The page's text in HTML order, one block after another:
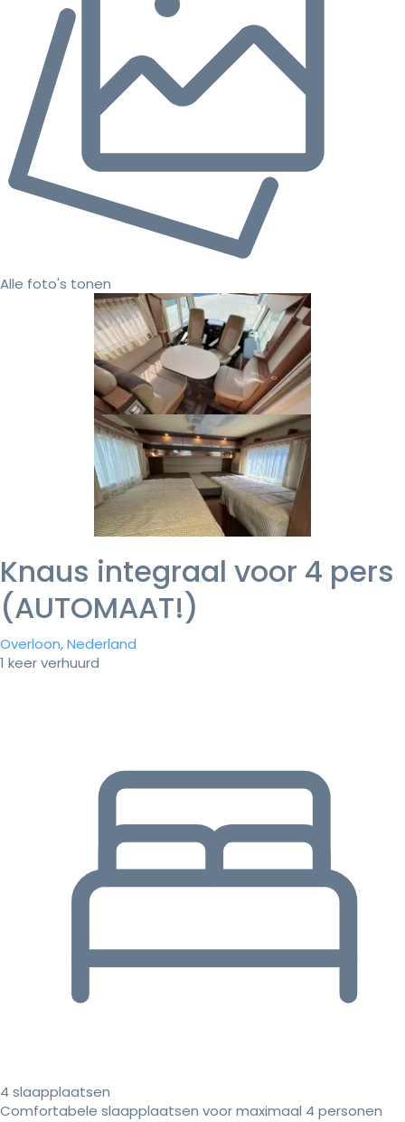
Alle foto's tonen
Knaus integraal voor 4 pers
(AUTOMAAT!)
Overloon, Nederland
1 keer verhuurd
4 slaapplaatsen
Comfortabele slaapplaatsen voor maximaal 4 personen